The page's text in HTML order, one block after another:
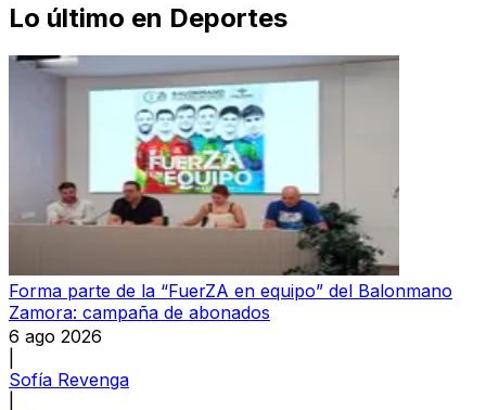
Lo último en Deportes
Forma parte de la “FuerZA en equipo” del Balonmano
Zamora: campaña de abonados
6 ago 2026
Sofía Revenga